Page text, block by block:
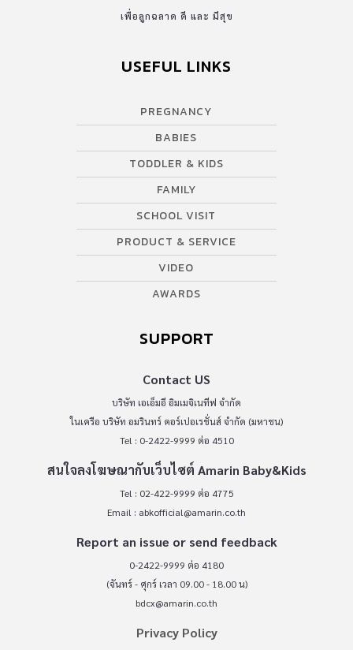
เพื่อลูกฉลาด ดี และ มีสุข
USEFUL LINKS
PREGNANCY
BABIES
TODDLER & KIDS
FAMILY
SCHOOL VISIT
PRODUCT & SERVICE
VIDEO
AWARDS
SUPPORT
Contact US
บริษัท เอเอ็มอี อิมเมจิเนทีฟ จำกัด
ในเครือ บริษัท อมรินทร์ คอร์เปอเรชั่นส์ จำกัด (มหาชน)
Tel : 0-2422-9999 ต่อ 4510
สนใจลงโฆษณากับเว็บไซต์ Amarin Baby&Kids
Tel : 02-422-9999 ต่อ 4775
Email : abkofficial@amarin.co.th
Report an issue or send feedback
0-2422-9999 ต่อ 4180
(จันทร์ - ศุกร์ เวลา 09.00 - 18.00 น)
bdcx@amarin.co.th
Privacy Policy